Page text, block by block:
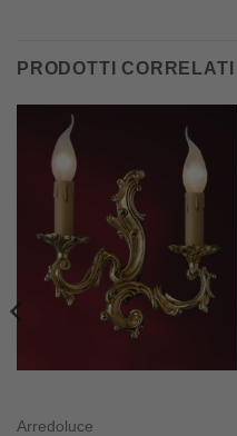
PRODOTTI CORRELATI
Arredoluce